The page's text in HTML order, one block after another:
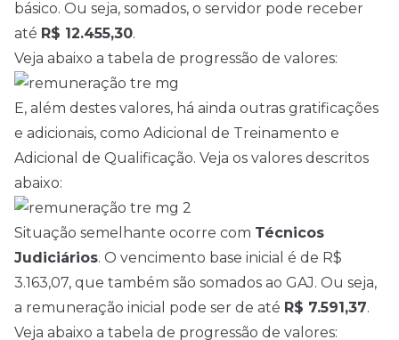
básico. Ou seja, somados, o servidor pode receber
até R$ 12.455,30.
Veja abaixo a tabela de progressão de valores:
E, além destes valores, há ainda outras gratificações
e adicionais, como Adicional de Treinamento e
Adicional de Qualificação. Veja os valores descritos
abaixo:
Situação semelhante ocorre com Técnicos
Judiciários. O vencimento base inicial é de R$
3.163,07, que também são somados ao GAJ. Ou seja,
a remuneração inicial pode ser de até R$ 7.591,37.
Veja abaixo a tabela de progressão de valores: